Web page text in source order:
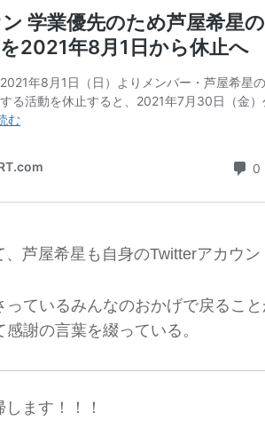
芦屋希星も自身のTwitterアカウン
っているみんなのおかげで戻るこ
謝の言葉を綴っている。
ます！！！